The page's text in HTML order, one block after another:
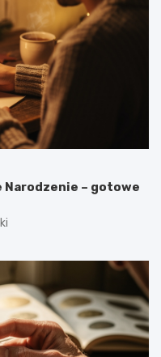
Narodzenie – gotowe